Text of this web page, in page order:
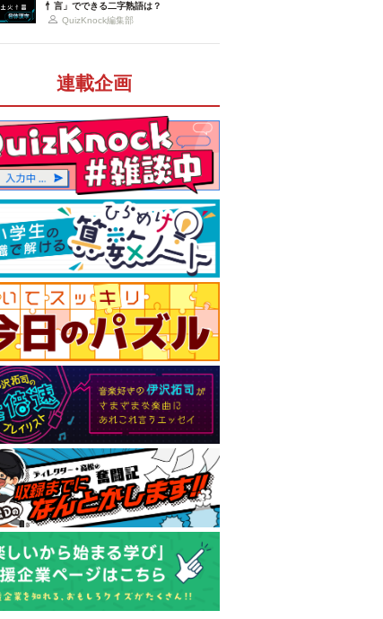
忄言」でできる二字熟語は？
QuizKnock編集部
連載企画